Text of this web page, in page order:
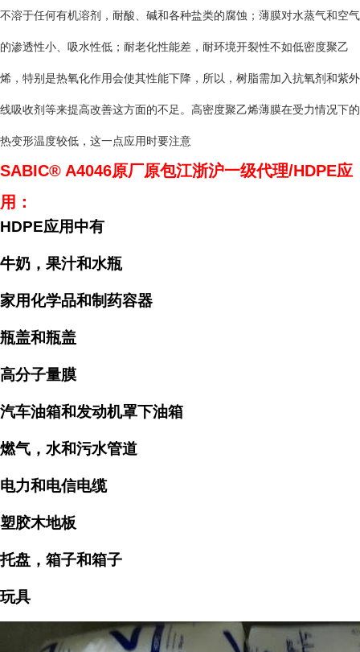
不溶于任何有机溶剂，耐酸、碱和各种盐类的腐蚀；薄膜对水蒸气和空气
的渗透性小、吸水性低；耐老化性能差，耐环境开裂性不如低密度聚乙
烯，特别是热氧化作用会使其性能下降，所以，树脂需加入抗氧剂和紫外
线吸收剂等来提高改善这方面的不足。高密度聚乙烯薄膜在受力情况下的
热变形温度较低，这一点应用时要注意
SABIC® A4046原厂原包江浙沪一级代理/HDPE应
用：
HDPE应用中有
牛奶，果汁和水瓶
家用化学品和制药容器
瓶盖和瓶盖
高分子量膜
汽车油箱和发动机罩下油箱
燃气，水和污水管道
电力和电信电缆
塑胶木地板
托盘，箱子和箱子
玩具